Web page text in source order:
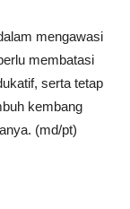
mengawasi
membatasi
serta tetap
kembang
(md/pt)